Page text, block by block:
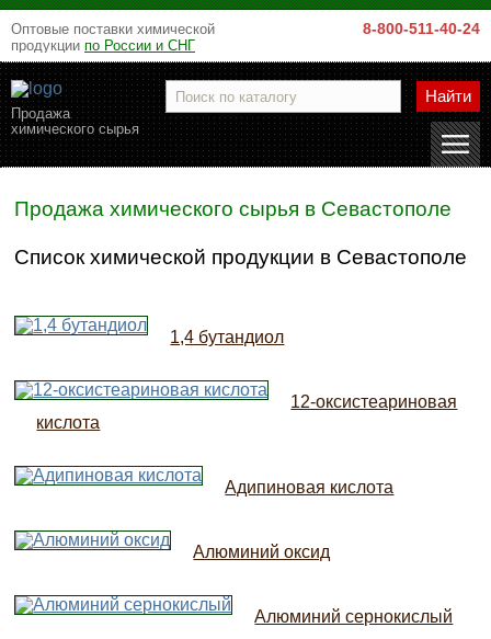
Оптовые поставки химической
продукции по России и СНГ
8-800-511-40-24
Продажа
химического сырья
Найти
Продажа химического сырья в Севастополе
Список химической продукции в Севастополе
1,4 бутандиол
12-оксистеариновая
кислота
Адипиновая кислота
Алюминий оксид
Алюминий сернокислый